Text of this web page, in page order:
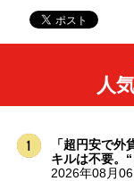
人
「超円安で
キルは不要。
2026年08月06